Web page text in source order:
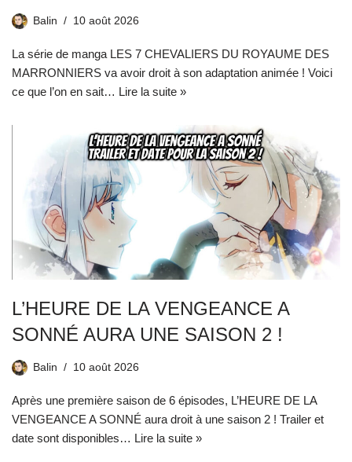
Balin 10 août 2026
La série de manga LES 7 CHEVALIERS DU ROYAUME DES
MARRONNIERS va avoir droit à son adaptation animée ! Voici
ce que l’on en sait… Lire la suite »
L’HEURE DE LA VENGEANCE A
SONNÉ AURA UNE SAISON 2 !
Balin 10 août 2026
Après une première saison de 6 épisodes, L’HEURE DE LA
VENGEANCE A SONNÉ aura droit à une saison 2 ! Trailer et
date sont disponibles… Lire la suite »